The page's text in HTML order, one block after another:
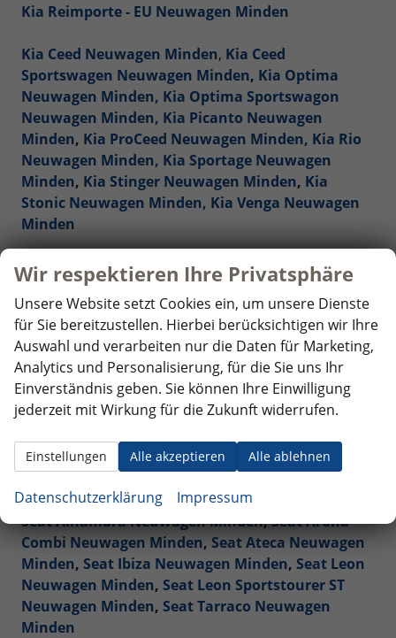
Kia Reimporte - EU Neuwagen Minden
Kia Ceed Neuwagen Minden, Kia Ceed
Sportswagen Neuwagen Minden, Kia Optima
Neuwagen Minden, Kia Optima Sportswagon
Neuwagen Minden, Kia Picanto Neuwagen
Minden, Kia ProCeed Neuwagen Minden, Kia Rio
Neuwagen Minden, Kia Sportage Neuwagen
Minden, Kia Stinger Neuwagen Minden, Kia
Stonic Neuwagen Minden, Kia Venga Neuwagen
Minden
Mercedes-Benz Reimporte - EU-Neuwagen Minden
Nissan Reimporte - EU Neuwagen Minden
Opel Reimporte - EU Neuwagen Minden
Peugeot Reimporte - EU Neuwagen Minden
Seat Reimporte - EU Neuwagen Minden
Seat Alhambra Neuwagen Minden,Seat Arona
Combi Neuwagen Minden, Seat Ateca Neuwagen
Minden, Seat Ibiza Neuwagen Minden, Seat Leon
Neuwagen Minden, Seat Leon Sportstourer ST
Neuwagen Minden, Seat Tarraco Neuwagen
Minden
Wir respektieren Ihre Privatsphäre
Unsere Website setzt Cookies ein, um unsere Dienste
für Sie bereitzustellen. Hierbei berücksichtigen wir Ihre
Auswahl und verarbeiten nur die Daten für Marketing,
Analytics und Personalisierung, für die Sie uns Ihr
Einverständnis geben. Sie können Ihre Einwilligung
jederzeit mit Wirkung für die Zukunft widerrufen.
Alle akzeptieren Alle ablehnen
Einstellungen
Datenschutzerklärung Impressum